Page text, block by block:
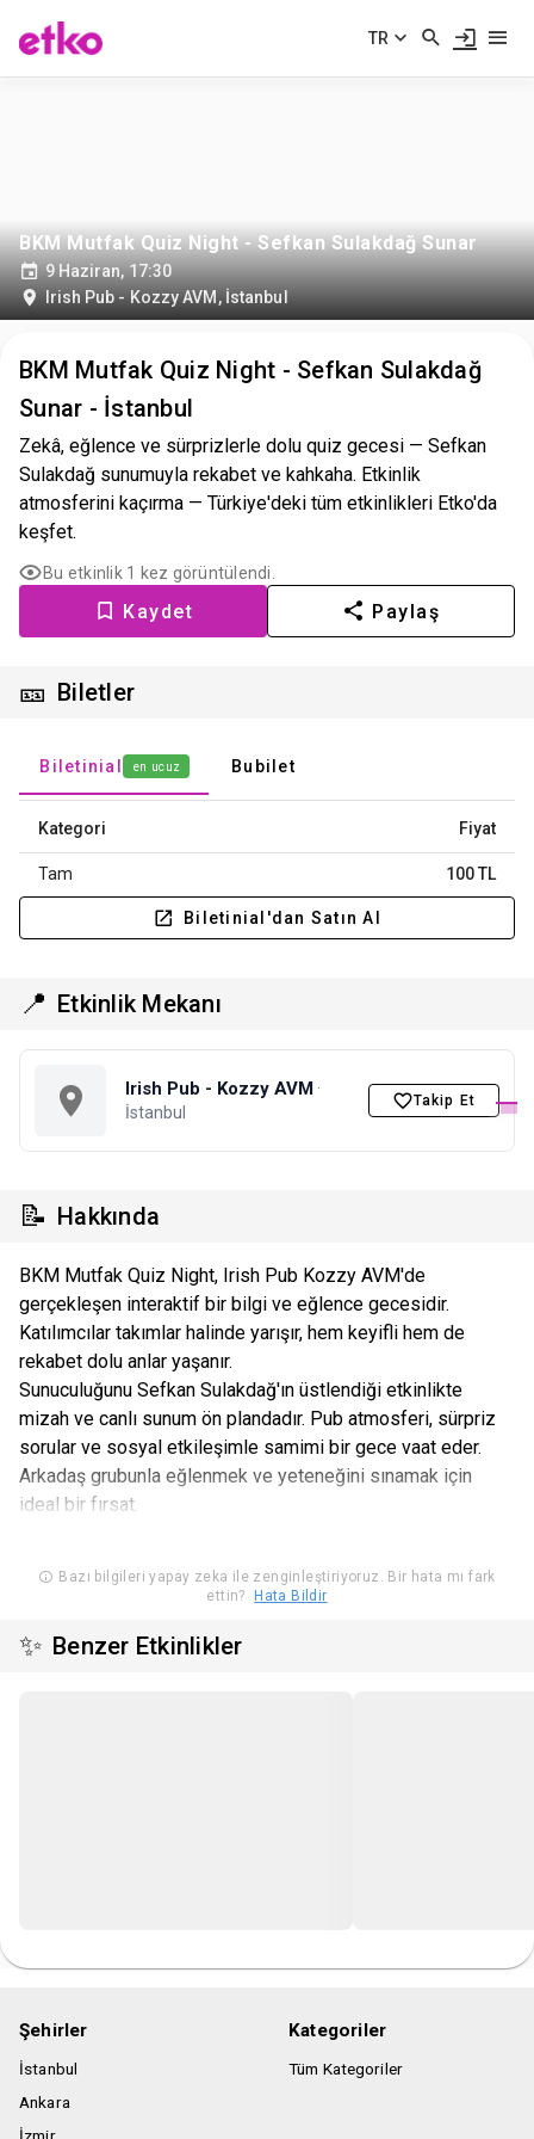
TR
BKM Mutfak Quiz Night - Sefkan Sulakdağ Sunar
9 Haziran, 17:30
Irish Pub - Kozzy AVM , İstanbul
BKM Mutfak Quiz Night - Sefkan Sulakdağ
Sunar - İstanbul
Zekâ, eğlence ve sürprizlerle dolu quiz gecesi — Sefkan
Sulakdağ sunumuyla rekabet ve kahkaha. Etkinlik
atmosferini kaçırma — Türkiye'deki tüm etkinlikleri Etko'da
keşfet.
Bu etkinlik 1 kez görüntülendi.
Kaydet Paylaş
🎫 Biletler
Biletinial en ucuz Bubilet
Kategori Fiyat
Tam 100 TL
Biletinial'dan Satın Al
📍 Etkinlik Mekanı
Irish Pub - Kozzy AVM ·
İstanbul
Takip Et
📝 Hakkında
BKM Mutfak Quiz Night, Irish Pub Kozzy AVM'de
gerçekleşen interaktif bir bilgi ve eğlence gecesidir.
Katılımcılar takımlar halinde yarışır, hem keyifli hem de
rekabet dolu anlar yaşanır.
Sunuculuğunu Sefkan Sulakdağ'ın üstlendiği etkinlikte
mizah ve canlı sunum ön plandadır. Pub atmosferi, sürpriz
sorular ve sosyal etkileşimle samimi bir gece vaat eder.
Arkadaş grubunla eğlenmek ve yeteneğini sınamak için
ideal bir fırsat.
Bazı bilgileri yapay zeka ile zenginleştiriyoruz. Bir hata mı fark
ettin?
Hata Bildir
✨ Benzer Etkinlikler
Şehirler
İstanbul
Ankara
Kategoriler
Tüm Kategoriler